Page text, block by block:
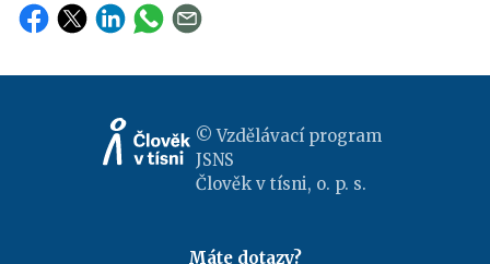
© Vzdělávací program
JSNS
Člověk v tísni, o. p. s.
Máte dotazy?